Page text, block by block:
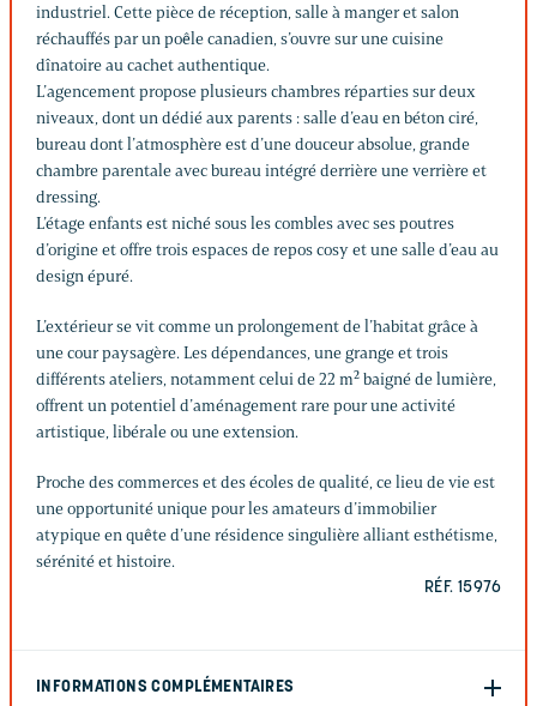
industriel. Cette pièce de réception, salle à manger et salon
réchauffés par un poêle canadien, s’ouvre sur une cuisine
dînatoire au cachet authentique.
L’agencement propose plusieurs chambres réparties sur deux
niveaux, dont un dédié aux parents : salle d’eau en béton ciré,
bureau dont l’atmosphère est d’une douceur absolue, grande
chambre parentale avec bureau intégré derrière une verrière et
dressing.
L’étage enfants est niché sous les combles avec ses poutres
d’origine et offre trois espaces de repos cosy et une salle d’eau au
design épuré.
L’extérieur se vit comme un prolongement de l’habitat grâce à
une cour paysagère. Les dépendances, une grange et trois
différents ateliers, notamment celui de 22 m² baigné de lumière,
offrent un potentiel d’aménagement rare pour une activité
artistique, libérale ou une extension.
Proche des commerces et des écoles de qualité, ce lieu de vie est
une opportunité unique pour les amateurs d’immobilier
atypique en quête d’une résidence singulière alliant esthétisme,
sérénité et histoire.
RÉF. 15976
INFORMATIONS COMPLÉMENTAIRES